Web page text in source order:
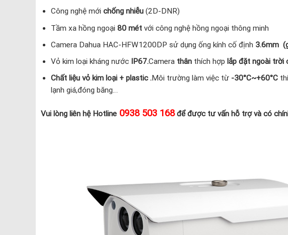
Công nghệ mới chống nhiễu(2D-DNR)
Tầm xa hồng ngoại 80 métvới công nghệ hồng ngoại thông minh
Camera Dahua HAC-HFW1200DP sử dụng ống kính cố định 3.6mm
Vỏ kim loại kháng nước IP67.Camera thân thích hợp lắp đặt ngoài trời
Chất liệu vỏ kim loại + plastic .Môi trường làm việc từ -30°C~+60°C
lạnh giá,đóng băng…
Vui lòng liên hệ Hotline0938 503 168để được tư vấn hỗ trợ và có